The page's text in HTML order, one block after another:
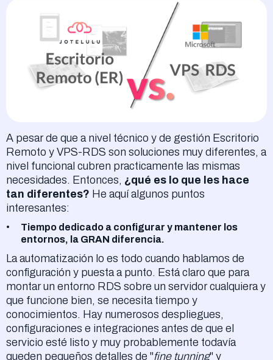
A pesar de que a nivel técnico y de gestión Escritorio
Remoto y VPS-RDS son soluciones muy diferentes, a
nivel funcional cubren practicamente las mismas
necesidades. Entonces, ¿qué es lo que les hace
tan diferentes? He aquí algunos puntos
interesantes:
Tiempo dedicado a configurar y mantener los
entornos, la GRAN diferencia.
La automatización lo es todo cuando hablamos de
configuración y puesta a punto. Está claro que para
montar un entorno RDS sobre un servidor cualquiera y
que funcione bien, se necesita tiempo y
conocimientos. Hay numerosos despliegues,
configuraciones e integraciones antes de que el
servicio esté listo y muy probablemente todavía
queden pequeños detalles de "fine tunning" y